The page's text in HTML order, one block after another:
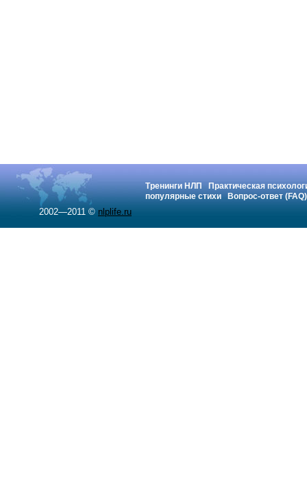
Тренинги НЛП
Практическая
популярные стихи
Вопрос-ответ (FAQ)
2002—2011 © nlplife.ru